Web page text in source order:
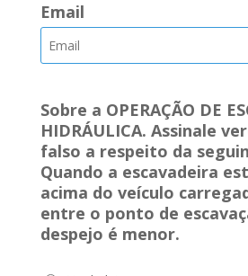
Email
Sobre a OPERAÇÃO DE
HIDRÁULICA. Assinale
falso a respeito da
Quando a escavadeira
acima do veículo
entre o ponto de
despejo é menor.